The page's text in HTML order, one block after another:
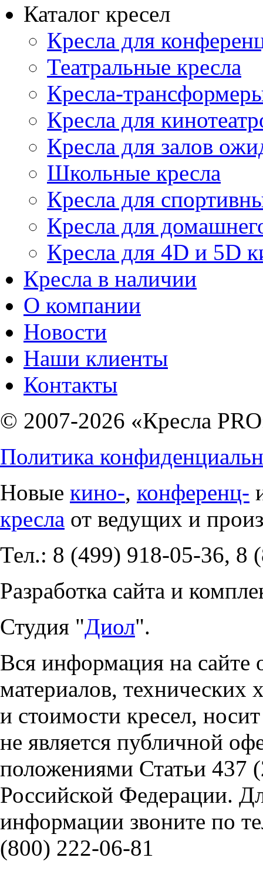
Каталог кресел
Кресла для
Театральные кресла
Кресла-
Кресла для
Кресла для залов
Школьные кресла
Кресла для
Кресла для
Кресла для 4D и 5D
Кресла в наличии
О компании
Новости
Наши клиенты
Контакты
© 2007-2026 «Кресла
Политика
Новые кино-, конференц-
кресла от ведущих и
Тел.: 8 (499) 918-05-36, 8
Разработка сайта и
Студия "Диол".
Вся информация на сайте
материалов, технических
и стоимости кресел,
не является публичной
положениями Статьи 437
Российской Федерации.
информации звоните по
(800) 222-06-81